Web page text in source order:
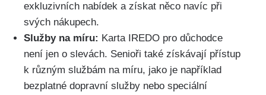
exkluzivních nabídek a získat něco navíc při
svých nákupech.
Služby na míru: Karta IREDO pro důchodce
není jen o slevách. Senioři také získávají přístup
k různým službám na míru, jako je například
bezplatné dopravní služby nebo speciální